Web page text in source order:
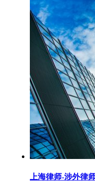
上海律师-涉外律